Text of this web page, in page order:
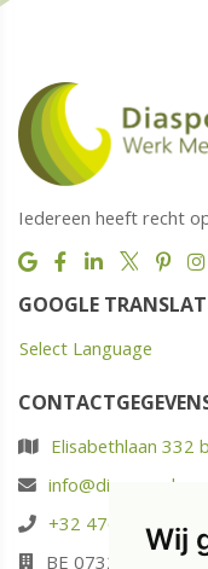
Wij
Iedereen heeft recht
GOOGLE
Select Language
Elisabethlaan 332
info@diaspoor.be
+32 476 88 05 37
BE 0732.580.523